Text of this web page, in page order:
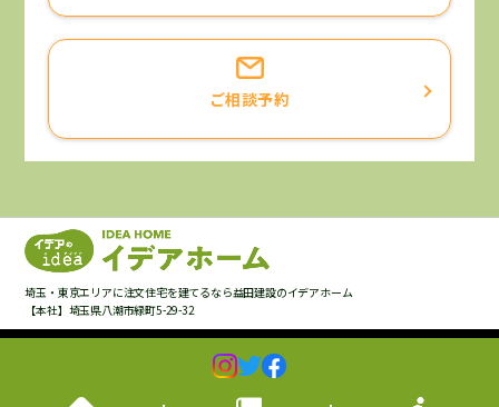
ご相談予約
埼玉・東京エリアに注文住宅を建てるなら益田建設のイデアホーム
【本社】埼玉県八潮市緑町5-29-32
Copyright © Masuda Construction,Inc. All Rights Reserved.